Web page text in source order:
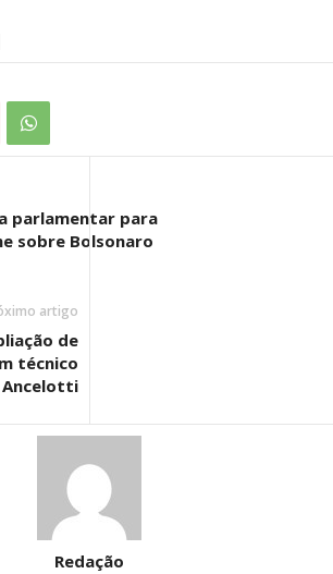
parlamentar para
sobre Bolsonaro
artigo
de
técnico
Ancelotti
Redação